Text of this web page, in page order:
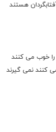
هستند
خوب می کنند
کنند نمی گیرند